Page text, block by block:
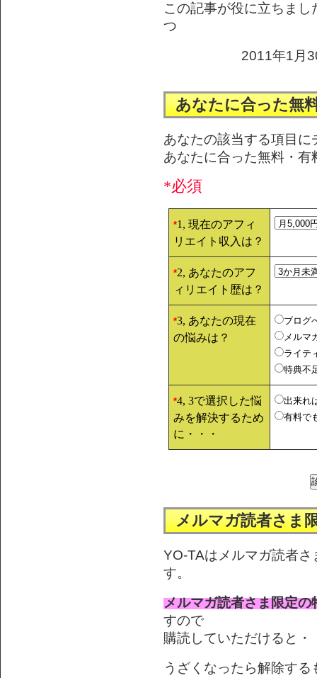
この記事が役に立ちま
つ
2011年1月
あなたに合った無
あなたの該当する項目
あなたに合った無料・
*必須
*1, 現在のアフィ
リエイト収入は？
*2, あなたのアフ
ィリエイト歴は？
*3, あなたの現在
の悩みは？
ブログ
メルマ
ライテ
特典不
*4, 3で選択した悩
みを解決するため
に・・・
出来れ
有料で
メルマガ読者さま
YO-TAはメルマガ読者
す。
メルマガ読者さま限定の
すので
購読していただけると
うざくなったら解除す